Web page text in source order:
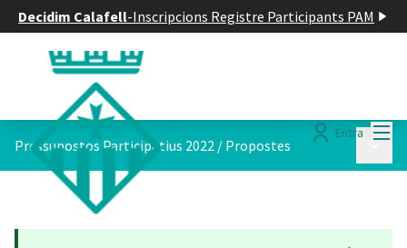
Decidim Calafell-Inscripcions Registre Participants PAM
Entra
Pressupostos Participatius 2022 / Propostes